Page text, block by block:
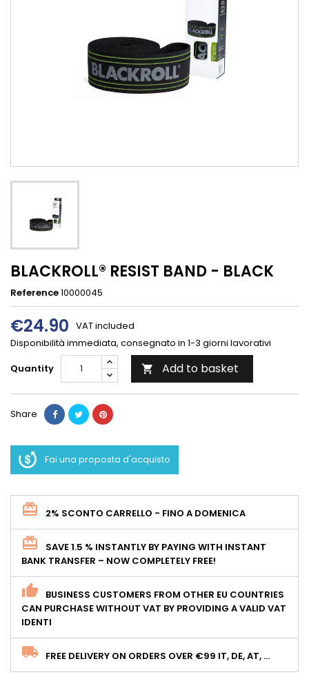
BLACKROLL® RESIST BAND - BLACK
Reference10000045
€24.90 VAT included
Disponibilità immediata, consegnato in 1-3 giorni lavorativi
Quantity
 Add to basket
Share
Fai una proposta d'acquisto
2% SCONTO CARRELLO - FINO A DOMENICA
SAVE 1.5 % INSTANTLY BY PAYING WITH INSTANT
BANK TRANSFER – NOW COMPLETELY FREE!
BUSINESS CUSTOMERS FROM OTHER EU COUNTRIES
CAN PURCHASE WITHOUT VAT BY PROVIDING A VALID VAT
IDENTI
FREE DELIVERY ON ORDERS OVER €99 IT, DE, AT, ...